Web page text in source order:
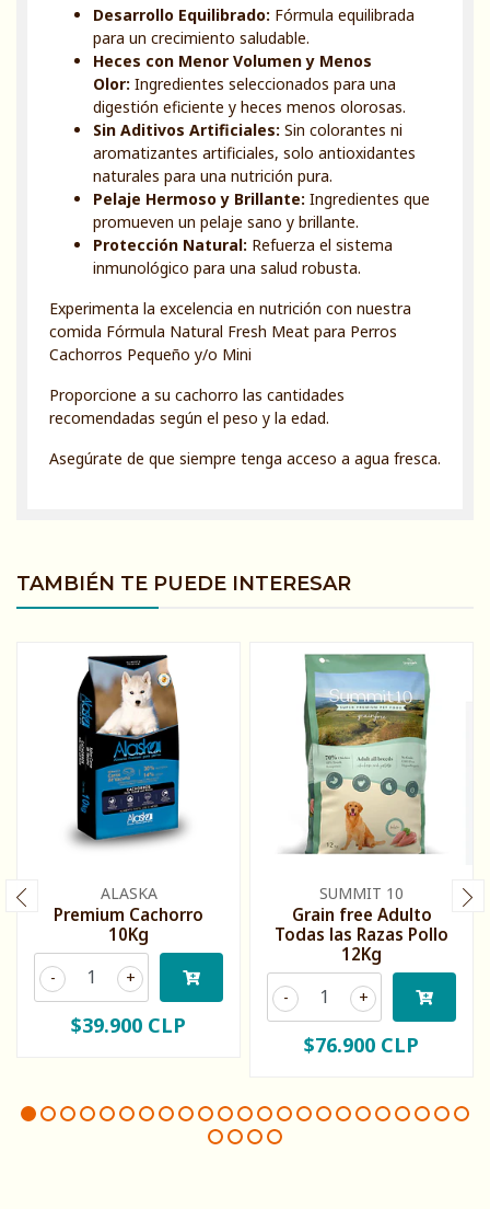
Desarrollo Equilibrado: Fórmula equilibrada
para un crecimiento saludable.
Heces con Menor Volumen y Menos
Olor: Ingredientes seleccionados para una
digestión eficiente y heces menos olorosas.
Sin Aditivos Artificiales: Sin colorantes ni
aromatizantes artificiales, solo antioxidantes
naturales para una nutrición pura.
Pelaje Hermoso y Brillante: Ingredientes que
promueven un pelaje sano y brillante.
Protección Natural: Refuerza el sistema
inmunológico para una salud robusta.
Experimenta la excelencia en nutrición con nuestra
comida Fórmula Natural Fresh Meat para Perros
Cachorros Pequeño y/o Mini
Proporcione a su cachorro las cantidades
recomendadas según el peso y la edad.
Asegúrate de que siempre tenga acceso a agua fresca.
TAMBIÉN TE PUEDE INTERESAR
ALASKA
Premium Cachorro
10Kg
+
-
$39.900 CLP
SUMMIT 10
Grain free Adulto
Todas las Razas Pollo
12Kg
+
-
$76.900 CLP